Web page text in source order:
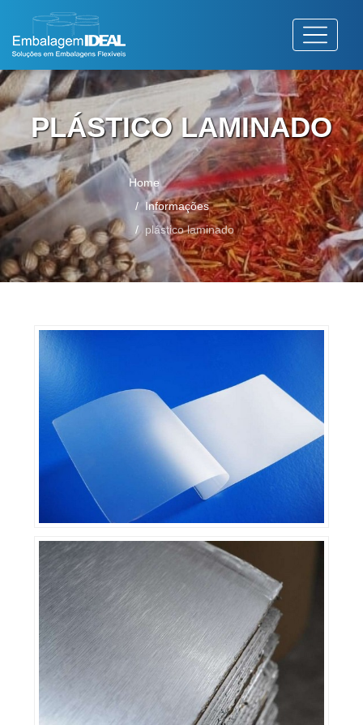
PLÁSTICO LAMINADO
Home
Informações
plástico laminado